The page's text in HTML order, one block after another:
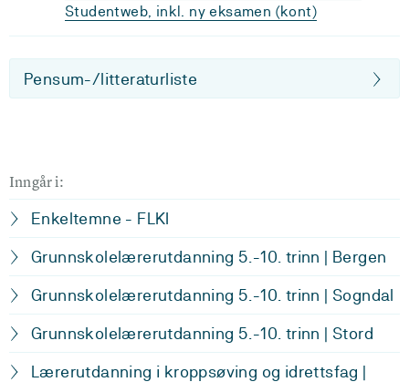
Studentweb, inkl. ny eksamen (kont)
Pensum-/litteraturliste
Inngår i:
Enkeltemne - FLKI
Grunnskolelærerutdanning 5.-10. trinn | Bergen
Grunnskolelærerutdanning 5.-10. trinn | Sogndal
Grunnskolelærerutdanning 5.-10. trinn | Stord
Lærerutdanning i kroppsøving og idrettsfag |